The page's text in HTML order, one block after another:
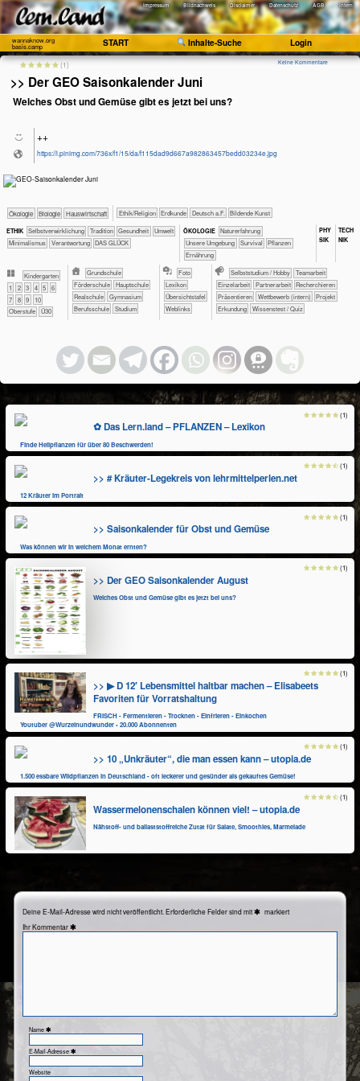
Impressum Bildnachweis Disclaimer Datenschutz AGB Intern
wannaknow.org
basis.camp START Inhalte-Suche Login
>> Der GEO Saisonkalender Juni
Welches Obst und Gemüse gibt es jetzt bei uns?
++
https://i.pinimg.com/736x/f1/15/da/f115dad9d667a982863457bedd03234e.jpg
(1) Keine Kommentare
​​​​​​​Ökologie ​​​​​​Biologie ​Haus­wirtschaft ​​​​​​​​​​Ethik/​Religion ​​​​​Erdkunde ​​​Deutsch a.F. Bildende Kunst
ETHIK ​​​​​​​​​​​​​​​​​​​​​​​​​​​​​​​​​​​​​​​​Selbst­verwirklichung ​​​​​​​​​​​Tradition ​​​​​​Gesundheit
​​​​​Umwelt
​​Minimalismus
​​Verantwortung DAS GLÜCK
ÖKO​LOGIE
​​​​​​​​​​​​​Naturerfahrung
​​​​​​​​​​​​​Unsere Umgebung
​​​​​​​​​​​​Survival
​​​​​​​​​Pflanzen
​​​​Ernährung
PHY​
SIK
TECH​
NIK
​​​Kinder­garten
​​1
​​2 ​​3 ​​4 ​​5
​​6
​​7
​​8 ​​9
​10
Oberstufe
Ü30
​​​Grundschule
​​Förderschule
​​Hauptschule
​​Realschule
​Gymnasium
Berufsschule
Studium
Foto
Lexikon
Übersichtstafel
Weblinks
​​​​​​​​​​​​​​​​​​Selbststudium / Hobby
​​​​​​​​​​​​​​​​​​​​​​​​​​​​​​​​​​​​​​​​​​​​​​​​​​​​​​​​​​​​​​​​​​​​​​Teamarbeit
​​​​​​​​​​​​​​​​​Einzelarbeit
​​​​​​​​​​​​​​​​​Partnerarbeit ​​​​​​​​​​​​​​​​Recherchieren
​​​​​​​​​​​​​​​Präsentieren
​​​​​​​​​​​Wettbewerb (intern)
​​​​​​​Projekt
​​​​​​Erkundung
​​​​​Wissenstest / Quiz
✿ Das Lern.land – PFLANZEN – Lexikon
Finde Heilpflanzen für über 80 Beschwerden!
(1)
>> # Kräuter-Legekreis von lehrmittelperlen.net
12 Kräuter im Portrait
(1)
>> Saisonkalender für Obst und Gemüse
Was können wir in welchem Monat ernten?
(1)
>> Der GEO Saisonkalender August
Welches Obst und Gemüse gibt es jetzt bei uns?
(1)
>> ▶ D 12′ Lebensmittel haltbar machen – Elisabeets
Favoriten für Vorratshaltung
FRISCH - Fermentieren - Trocknen - Einfrieren - Einkochen
Youtuber @Wurzelnundwunder • 20.000 Abonnenten
(1)
>> 10 „Unkräuter“, die man essen kann – utopia.de
1.500 essbare Wildpflanzen in Deutschland - oft leckerer und gesünder als gekauftes Gemüse!
(1)
Wassermelonenschalen können viel! – utopia.de
Nähstoff- und ballaststoffreiche Zutat für Salate, Smoothies, Marmelade
(1)
Deine E-Mail-Adresse wird nicht veröffentlicht. Erforderliche Felder sind mit
markiert
Kommentar
Name
E-Mail-Adresse
Website